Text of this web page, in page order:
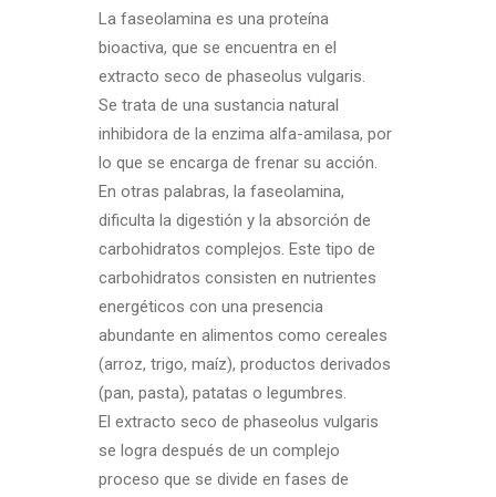
La faseolamina es una proteína
bioactiva, que se encuentra en el
extracto seco de phaseolus vulgaris.
Se trata de una sustancia natural
inhibidora de la enzima alfa-amilasa, por
lo que se encarga de frenar su acción.
En otras palabras, la faseolamina,
dificulta la digestión y la absorción de
carbohidratos complejos. Este tipo de
carbohidratos consisten en nutrientes
energéticos con una presencia
abundante en alimentos como cereales
(arroz, trigo, maíz), productos derivados
(pan, pasta), patatas o legumbres.
El extracto seco de phaseolus vulgaris
se logra después de un complejo
proceso que se divide en fases de